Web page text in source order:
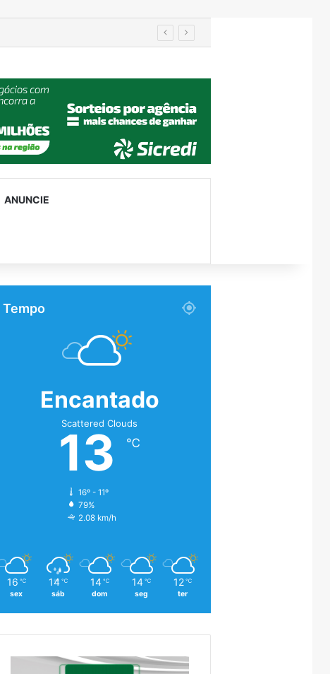
ANUNCIE
Tempo
Encantado
Scattered Clouds
13 ℃
16º - 11º
79%
2.08 km/h
16 ℃
sex
14 ℃
sáb
14 ℃
dom
14 ℃
seg
12 ℃
ter